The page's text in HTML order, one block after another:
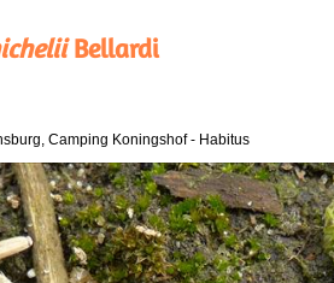
Bellardi
Camping Koningshof- Habitus